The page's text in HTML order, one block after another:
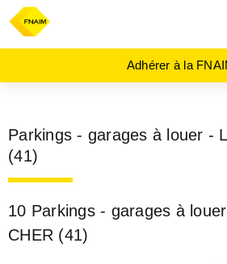
Adhérer à la
Parkings - garages à louer -
(41)
10 Parkings - garages à
CHER (41)